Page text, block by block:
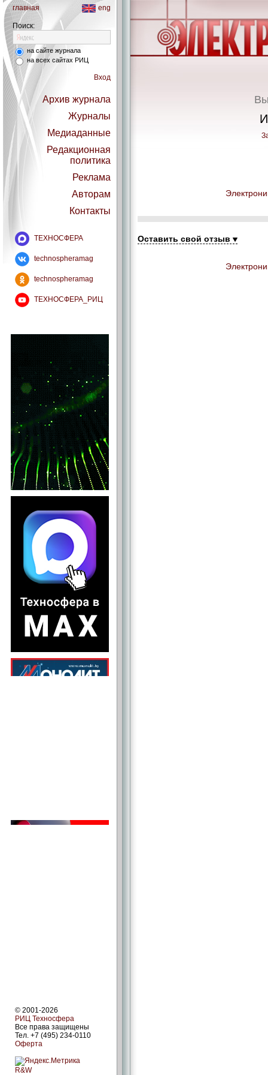
главная eng
Поиск:
на сайте журнала
на всех сайтах РИЦ
Вход
Архив журнала
Журналы
Медиаданные
Редакционная
политика
Реклама
Авторам
Контакты
ТЕХНОСФЕРА
technospheramag
technospheramag
ТЕХНОСФЕРА_РИЦ
© 2001-2026
РИЦ Техносфера
Все права защищены
Тел. +7 (495) 234-0110
Оферта
R&W
Оставить свой отзыв